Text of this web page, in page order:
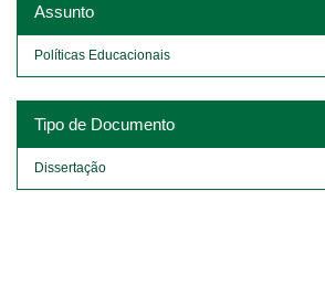
Assunto
Políticas Educacionais
Tipo de Documento
Dissertação